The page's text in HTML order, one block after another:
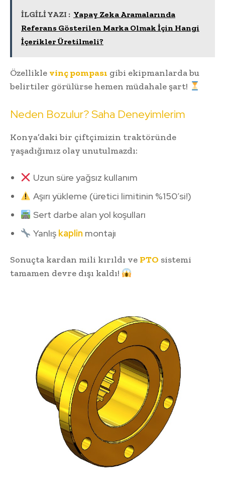
İLGİLİ YAZI : Yapay Zeka Aramalarında
Referans Gösterilen Marka Olmak İçin Hangi
İçerikler Üretilmeli?
Özellikle vinç pompası gibi ekipmanlarda bu
belirtiler görülürse hemen müdahale şart!
Neden Bozulur? Saha Deneyimlerim
Konya’daki bir çiftçimizin traktöründe
yaşadığımız olay unutulmazdı:
Uzun süre yağsız kullanım
Aşırı yükleme (üretici limitinin %150’si!)
Sert darbe alan yol koşulları
Yanlış kaplin montajı
Sonuçta kardan mili kırıldı ve PTO sistemi
tamamen devre dışı kaldı!